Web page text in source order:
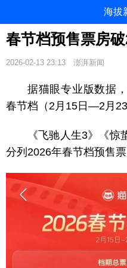
海拔
春节档预售票房
2026-02-13 23:13 澎湃新闻
据猫眼专业版数据
春节档（2月15日—2月23
《飞驰人生3》
《惊
分列2026年春节档预售票